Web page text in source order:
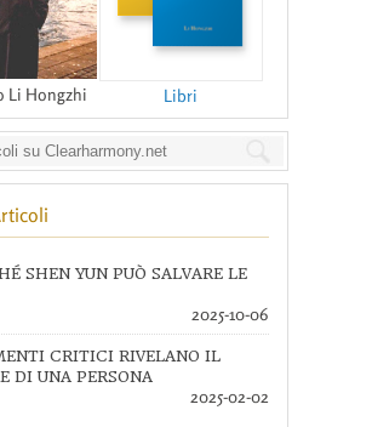
Li Hongzhi Libri
SHEN YUN PUÒ SALVARE LE
2025-10-06
CRITICI RIVELANO IL
DI UNA PERSONA
2025-02-02